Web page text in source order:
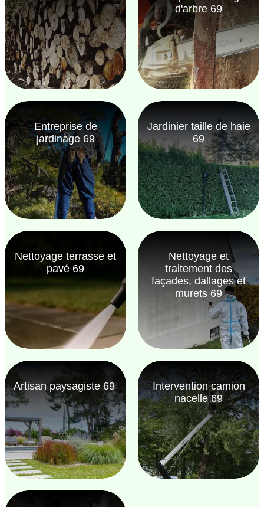
d'arbre 69
Entreprise de
jardinage 69
Jardinier taille de haie
69
Nettoyage terrasse et
pavé 69
Nettoyage et
traitement des
façades, dallages et
murets 69
Artisan paysagiste 69
Intervention camion
nacelle 69